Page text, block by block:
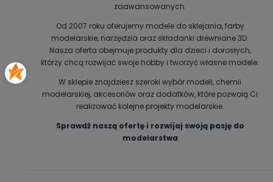
zaawansowanych.
Od 2007 roku oferujemy modele do sklejania, farby
modelarskie, narzędzia oraz składanki drewniane 3D.
Nasza oferta obejmuje produkty dla dzieci i dorosłych,
którzy chcą rozwijać swoje hobby i tworzyć własne modele.
W sklepie znajdziesz szeroki wybór modeli, chemii
modelarskiej, akcesoriów oraz dodatków, które pozwolą Ci
realizować kolejne projekty modelarskie.
Sprawdź naszą ofertę i rozwijaj swoją pasję do
modelarstwa